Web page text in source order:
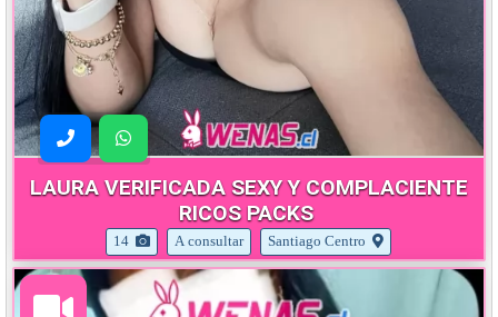
LAURA VERIFICADA SEXY Y COMPLACIENTE
RICOS PACKS
14 A consultar Santiago Centro